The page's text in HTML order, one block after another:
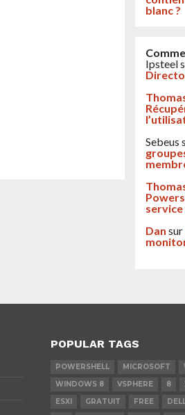
blanc ?
Ipsteel
Sebeus
Dan sur
POPULAR TAGS
POWERSHELL MICROSOFT
WINDOWS 8
VSPHERE 8
ESXI
GRATUIT FREE